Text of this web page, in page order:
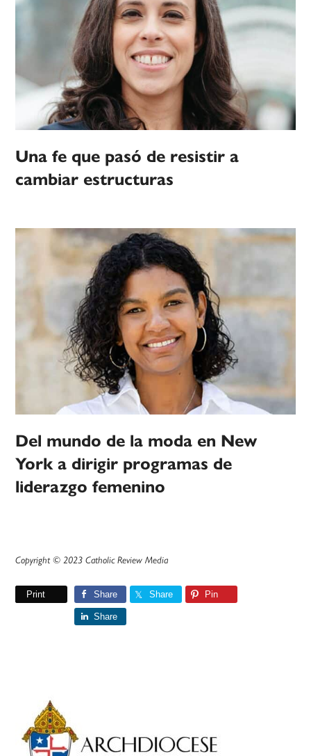
Una fe que pasó de resistir a
cambiar estructuras
Del mundo de la moda en New
York a dirigir programas de
liderazgo femenino
Copyright © 2023 Catholic Review Media
Print Share Share Pin
Share
Primary
Sidebar